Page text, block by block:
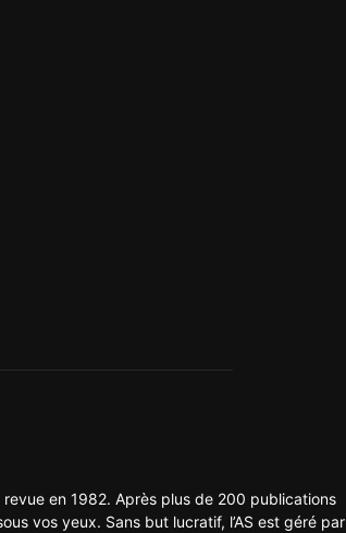
revue en 1982. Après plus de 200 publications
vos yeux. Sans but lucratif, l’AS est géré par